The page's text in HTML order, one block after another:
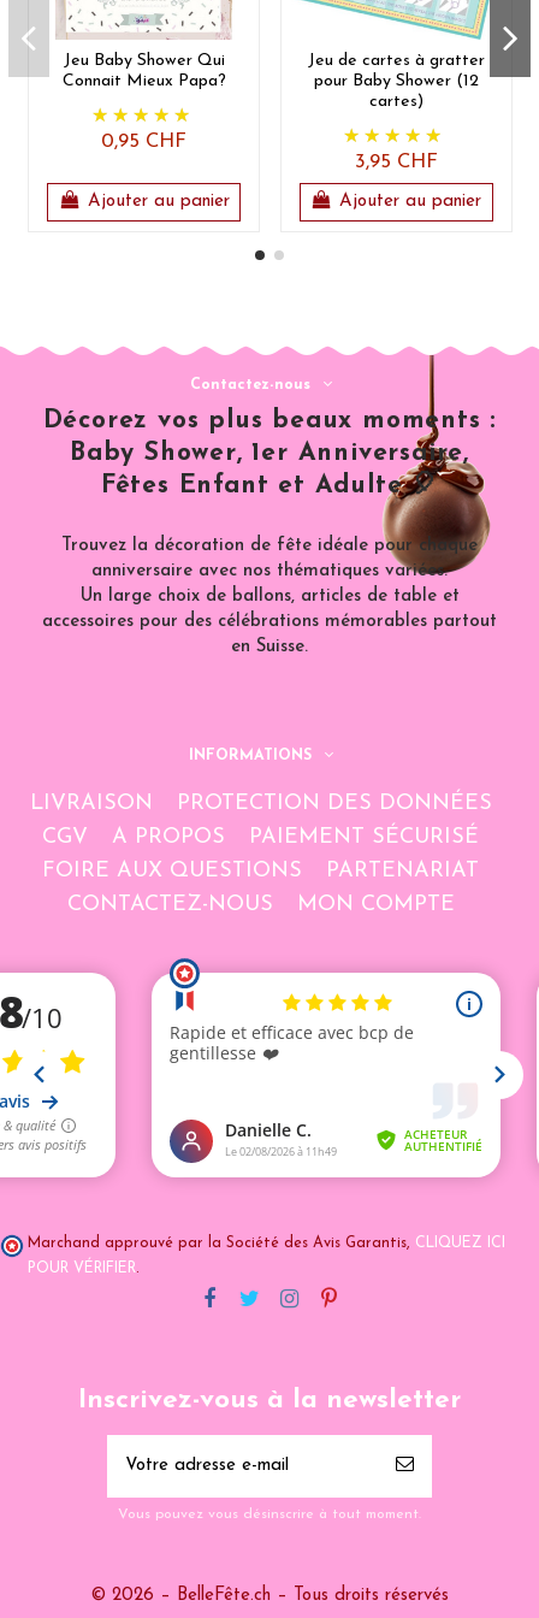
Jeu Baby Shower Qui
Connait Mieux Papa?
0,95 CHF
Ajouter au panier
Jeu de cartes à gratter
pour Baby Shower (12
cartes)
3,95 CHF
Ajouter au panier
Contactez-nous
Décorez vos plus beaux moments :
Baby Shower, 1er Anniversaire,
Fêtes Enfant et Adulte 🎈
Trouvez la décoration de fête idéale pour chaque
anniversaire avec nos thématiques variées.
Un large choix de ballons, articles de table et
accessoires pour des célébrations mémorables partout
en Suisse.
INFORMATIONS
LIVRAISON
PROTECTION DES DONNÉES
CGV
A PROPOS
PAIEMENT SÉCURISÉ
FOIRE AUX QUESTIONS
PARTENARIAT
CONTACTEZ-NOUS
MON COMPTE
Marchand approuvé par la Société des Avis Garantis, CLIQUEZ ICI
POUR VÉRIFIER.
Inscrivez-vous à la newsletter
Vous pouvez vous désinscrire à tout moment.
© 2026 – BelleFête.ch – Tous droits réservés